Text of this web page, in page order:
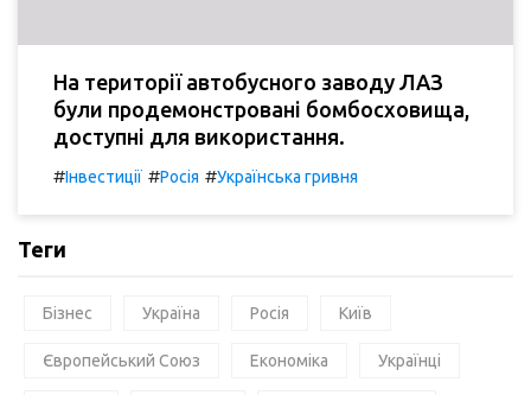
На території автобусного заводу ЛАЗ
були продемонстровані бомбосховища,
доступні для використання.
#Інвестиції #Росія #Українська гривня
Теги
Бізнес Україна Росія Київ
Європейський Союз Економіка Українці